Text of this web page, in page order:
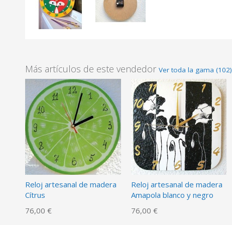
Más artículos de este vendedor Ver toda la gama (102)
Reloj artesanal de madera
Cítrus
76,00 €
Reloj artesanal de madera
Amapola blanco y negro
76,00 €